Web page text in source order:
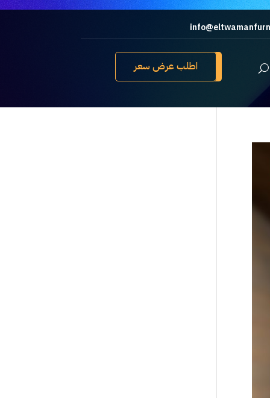
اطلب عرض سعر